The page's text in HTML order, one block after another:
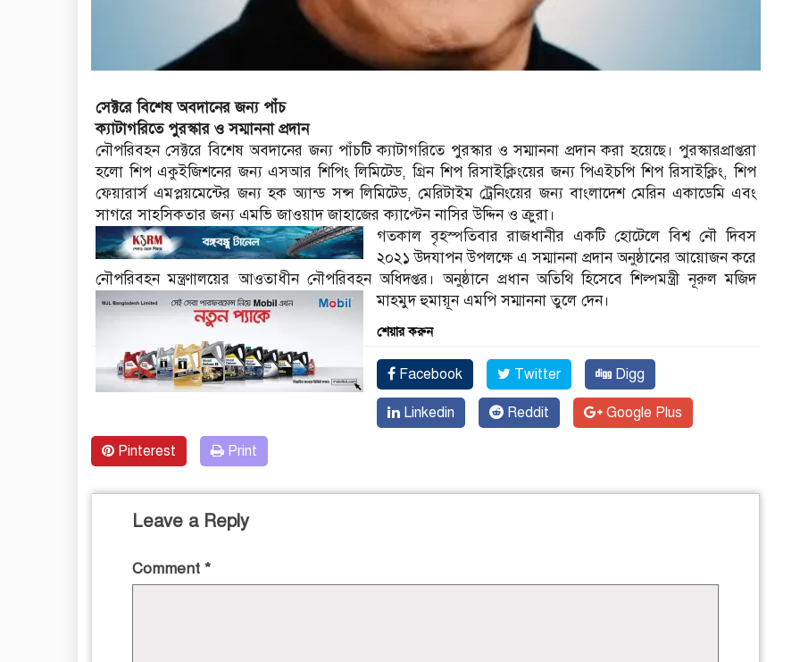
সেক্টরে বিশেষ অবদানের জন্য পাঁচ
ক্যাটাগরিতে পুরস্কার ও সম্মাননা প্রদান
নৌপরিবহন সেক্টরে বিশেষ অবদানের জন্য পাঁচটি ক্যাটাগরিতে পুরস্কার ও সম্মাননা প্রদান করা হয়েছে। পুরস্কারপ্রাপ্তরা
হলো শিপ একুইজিশনের জন্য এসআর শিপিং লিমিটেড, গ্রিন শিপ রিসাইক্লিংয়ের জন্য পিএইচপি শিপ রিসাইক্লিং, শিপ
ফেয়ারার্স এমপ্লয়মেন্টের জন্য হক অ্যান্ড সন্স লিমিটেড, মেরিটাইম ট্রেনিংয়ের জন্য বাংলাদেশ মেরিন একাডেমি এবং
সাগরে সাহসিকতার জন্য এমভি জাওয়াদ জাহাজের ক্যাপ্টেন নাসির উদ্দিন ও ক্রুরা।
গতকাল বৃহস্পতিবার রাজধানীর একটি হোটেলে বিশ্ব নৌ দিবস
২০২১ উদযাপন উপলক্ষে এ সম্মাননা প্রদান অনুষ্ঠানের আয়োজন করে
নৌপরিবহন মন্ত্রণালয়ের আওতাধীন নৌপরিবহন অধিদপ্তর। অনুষ্ঠানে প্রধান অতিথি হিসেবে শিল্পমন্ত্রী নূরুল মজিদ
মাহমুদ হুমায়ূন এমপি সম্মাননা তুলে দেন।
শেয়ার করুন
Facebook Twitter Digg
Linkedin Reddit Google Plus
Pinterest Print
Leave a Reply
Comment *